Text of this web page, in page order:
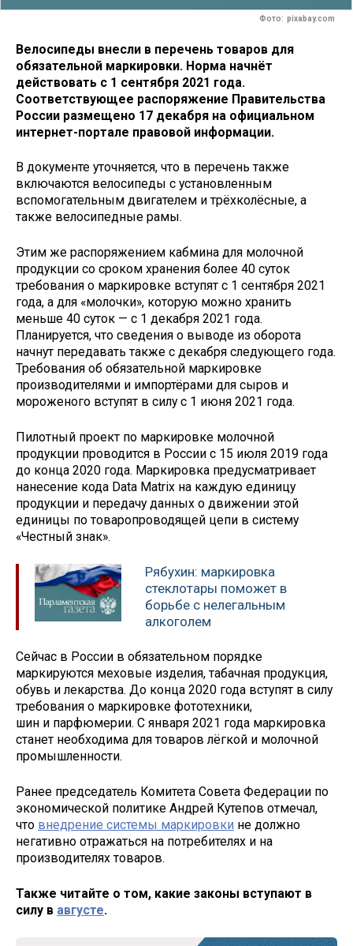
Фото: pixabay.com
Велосипеды внесли в перечень товаров для
обязательной маркировки. Норма начнёт
действовать с 1 сентября 2021 года.
Соответствующее распоряжение Правительства
России размещено 17 декабря на официальном
интернет-портале правовой информации.
В документе уточняется, что в перечень также
включаются велосипеды с установленным
вспомогательным двигателем и трёхколёсные, а
также велосипедные рамы.
Этим же распоряжением кабмина для молочной
продукции со сроком хранения более 40 суток
требования о маркировке вступят с 1 сентября 2021
года, а для «молочки», которую можно хранить
меньше 40 суток — с 1 декабря 2021 года.
Планируется, что сведения о выводе из оборота
начнут передавать также с декабря следующего года.
Требования об обязательной маркировке
производителями и импортёрами для сыров и
мороженого вступят в силу с 1 июня 2021 года.
Пилотный проект по маркировке молочной
продукции проводится в России с 15 июля 2019 года
до конца 2020 года. Маркировка предусматривает
нанесение кода Data Matrix на каждую единицу
продукции и передачу данных о движении этой
единицы по товаропроводящей цепи в систему
«Честный знак».
Рябухин: маркировка
стеклотары поможет в
борьбе с нелегальным
алкоголем
Сейчас в России в обязательном порядке
маркируются меховые изделия, табачная продукция,
обувь и лекарства. До конца 2020 года вступят в силу
требования о маркировке фототехники,
шин и парфюмерии. С января 2021 года маркировка
станет необходима для товаров лёгкой и молочной
промышленности.
Ранее председатель Комитета Совета Федерации по
экономической политике Андрей Кутепов отмечал,
что внедрение системы маркировки не должно
негативно отражаться на потребителях и на
производителях товаров.
Также читайте о том, какие законы вступают в
силу в августе.